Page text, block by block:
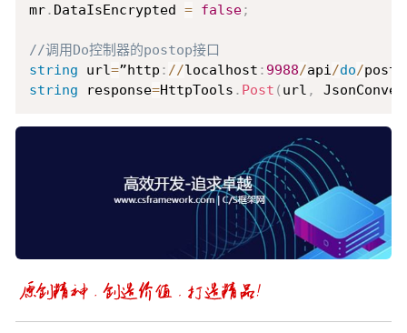
mr. DataIsEncrypted = false;
//调用Do控制器的postop接口
string url=”http : //localhost : 9988/api/do/
string response=HttpTools . Post ( url ,